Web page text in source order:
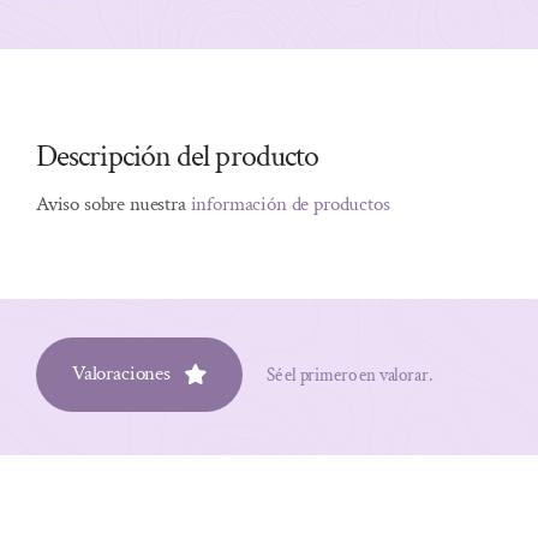
Descripción del producto
Aviso sobre nuestrainformación de productos
Valoraciones Sé el primero en valorar.